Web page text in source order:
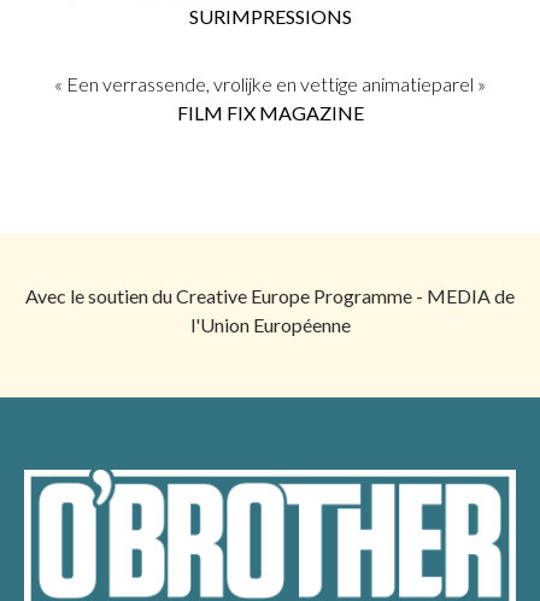
SURIMPRESSIONS
« Een verrassende, vrolijke en vettige animatieparel »
FILM FIX MAGAZINE
Avec le soutien du Creative Europe Programme - MEDIA de
l'Union Européenne